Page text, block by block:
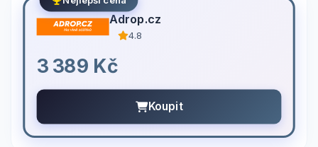
Adrop.cz
4.8
3 389 Kč
Koupit